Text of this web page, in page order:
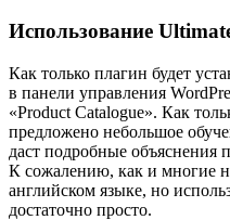
Использование
Как только плагин будет
в панели управления
«Product Catalogue». Как
предложено небольшое
даст подробные объяснения
К сожалению, как и многие
английском языке, но
достаточно просто.